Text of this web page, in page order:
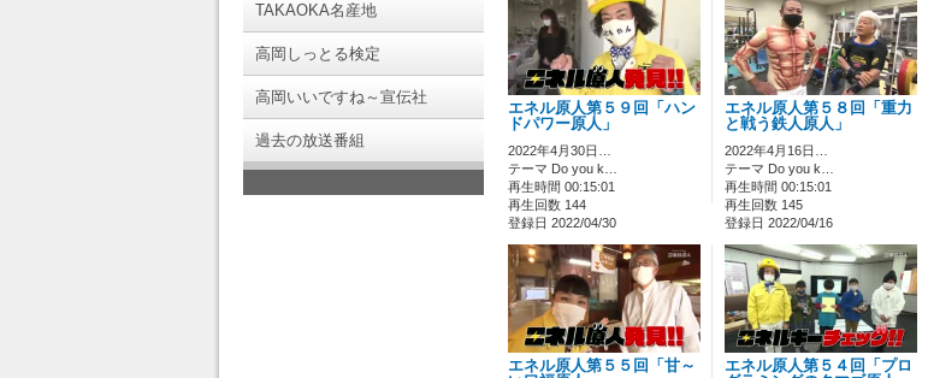
TAKAOKA名産地
高岡しっとる検定
高岡いいですね～宣伝社
過去の放送番組
エネル原人第５９回「ハン
ドパワー原人」
2022年4月30日…
テーマ Do you k…
再生時間 00:15:01
再生回数 144
登録日 2022/04/30
エネル原人第５８回「重力
と戦う鉄人原人」
2022年4月16日…
テーマ Do you k…
再生時間 00:15:01
再生回数 145
登録日 2022/04/16
エネル原人第５５回「甘～
エネル原人第５４回「プロ